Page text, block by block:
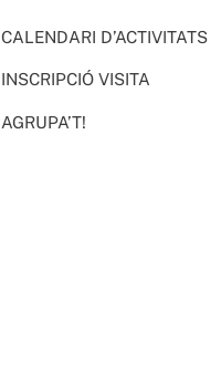
CALENDARI D’ACTIVITATS
INSCRIPCIÓ VISITA
AGRUPA’T!